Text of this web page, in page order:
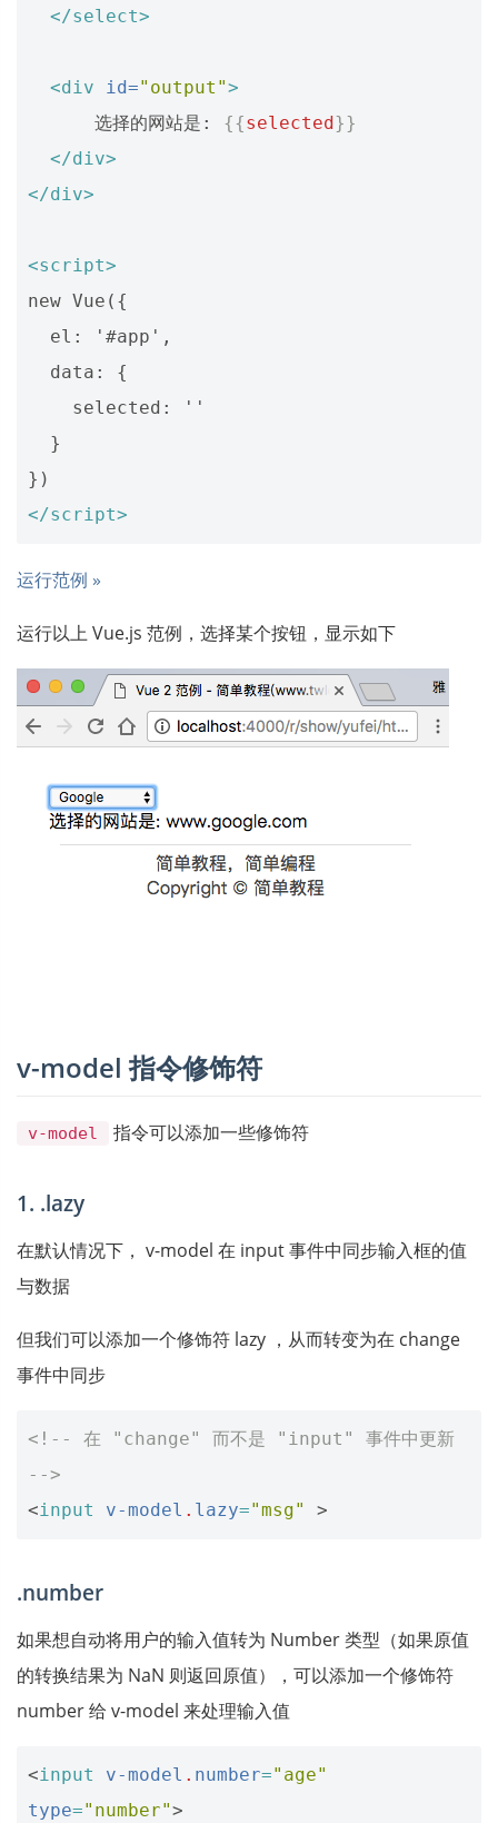
</select>
<div id="output">
      选择的网站是:
{{selected}}
</div>
</div>
<script>
new Vue({
</script>
运行范例 »
运行以上 Vue.js 范例，选择某个按钮，显示如下
v-model 指令修饰符
v-model 指令可以添加一些修饰符
1. .lazy
在默认情况下， v-model 在 input 事件中同步输入框的值
与数据
但我们可以添加一个修饰符 lazy ，从而转变为在 change
事件中同步
<!-- 在 "change" 而不是 "input" 事件中更新
-->
<input v-model . lazy="msg" >
.number
如果想自动将用户的输入值转为 Number 类型（如果原值
的转换结果为 NaN 则返回原值），可以添加一个修饰符
number 给 v-model 来处理输入值
<input v-model . number="age"
type="number">